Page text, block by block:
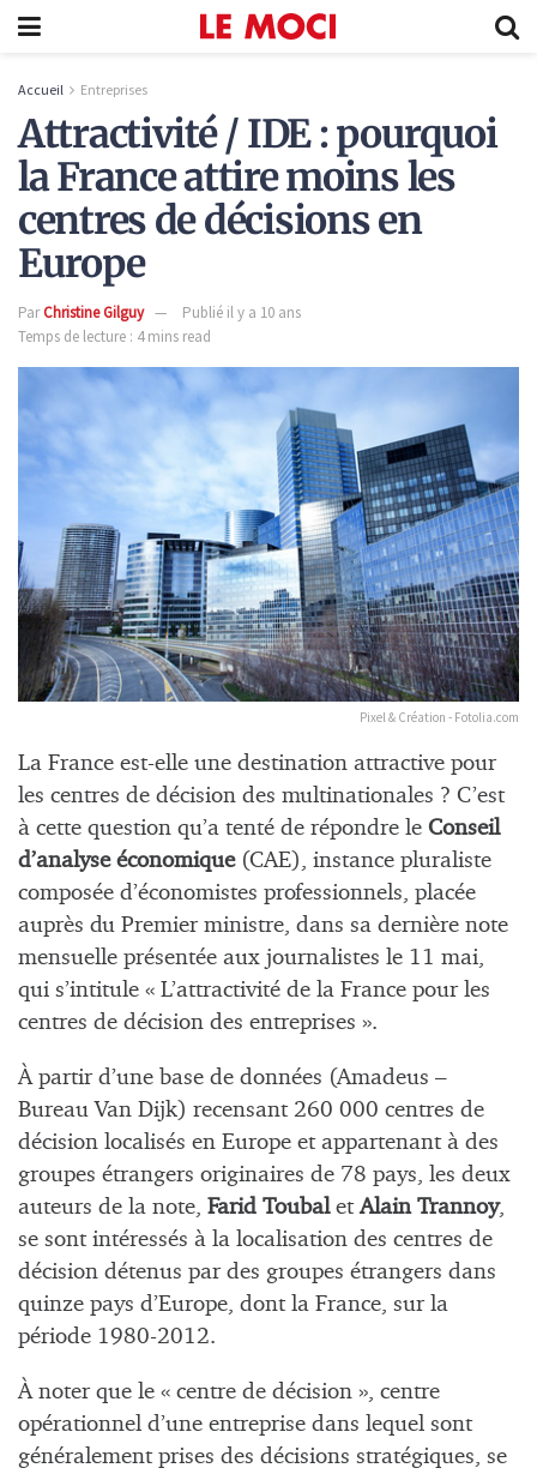
Accueil Entreprises
Attractivité / IDE : pourquoi
la France attire moins les
centres de décisions en
Europe
ParChristine Gilguy
Publié il y a 10 ans
Temps de lecture : 4 mins read
Pixel & Création - Fotolia.com
La France est-elle une destination attractive pour
les centres de décision des multinationales ? C’est
à cette question qu’a tenté de répondre le Conseil
d’analyse économique(CAE), instance pluraliste
composée d’économistes professionnels, placée
auprès du Premier ministre, dans sa dernière note
mensuelle présentée aux journalistes le 11 mai,
qui s’intitule « L’attractivité de la France pour les
centres de décision des entreprises ».
À partir d’une base de données (Amadeus –
Bureau Van Dijk) recensant 260 000 centres de
décision localisés en Europe et appartenant à des
groupes étrangers originaires de 78 pays, les deux
auteurs de la note, Farid ToubaletAlain Trannoy,
se sont intéressés à la localisation des centres de
décision détenus par des groupes étrangers dans
quinze pays d’Europe, dont la France, sur la
période 1980-2012.
À noter que le « centre de décision », centre
opérationnel d’une entreprise dans lequel sont
généralement prises des décisions stratégiques, se